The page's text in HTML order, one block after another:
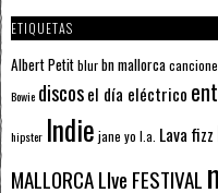
ETIQUETAS
Albert Petitblurbn mallorca
Bowie discosel día eléctrico
hipster Indie jane yo l.a. Lava fizz
MALLORCA LIve FESTIVAL